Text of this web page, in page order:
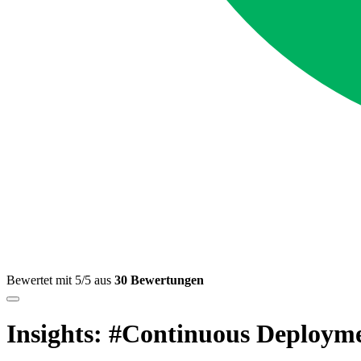
Bewertet mit 5/5 aus 30 Bewertungen
Insights: #Continuous